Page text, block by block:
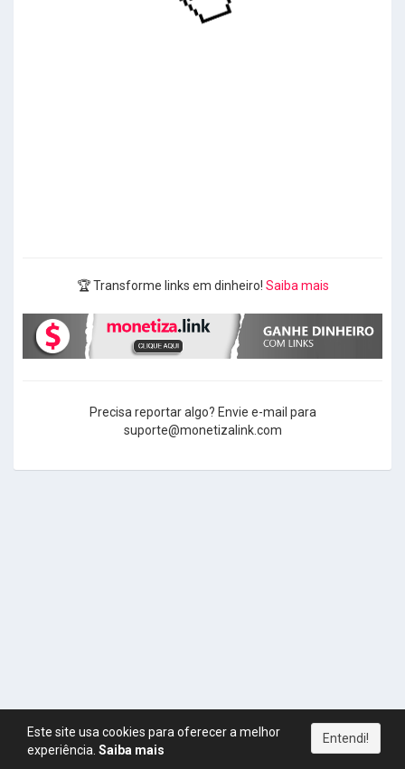
🏆 Transforme links em dinheiro! Saiba mais
Precisa reportar algo? Envie e-mail para
suporte@monetizalink.com
Este site usa cookies para oferecer a melhor
experiência. Saiba mais
Entendi!